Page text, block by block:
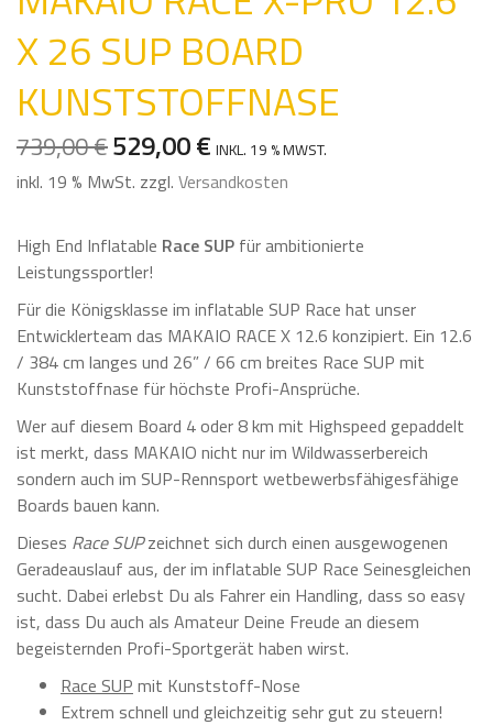
X 26 SUP BOARD
KUNSTSTOFFNASE
739,00€ URSPRÜNGLICHER
PREIS
WAR:
529,00€ AKTUELLER
PREIS
IST:
INKL. 19 % MWST.
inkl. 19 % MwSt. zzgl. Versandkosten
High End Inflatable Race SUP für ambitionierte
Leistungssportler!
Für die Königsklasse im inflatable SUP Race hat unser
Entwicklerteam das MAKAIO RACE X 12.6 konzipiert. Ein 12.6
/ 384 cm langes und 26” / 66 cm breites Race SUP mit
Kunststoffnase für höchste Profi-Ansprüche.
Wer auf diesem Board 4 oder 8 km mit Highspeed gepaddelt
ist merkt, dass MAKAIO nicht nur im Wildwasserbereich
sondern auch im SUP-Rennsport wetbewerbsfähigesfähige
Boards bauen kann.
Dieses Race SUPzeichnet sich durch einen ausgewogenen
Geradeauslauf aus, der im inflatable SUP Race Seinesgleichen
sucht. Dabei erlebst Du als Fahrer ein Handling, dass so easy
ist, dass Du auch als Amateur Deine Freude an diesem
begeisternden Profi-Sportgerät haben wirst.
Race SUP mit Kunststoff-Nose
Extrem schnell und gleichzeitig sehr gut zu steuern!